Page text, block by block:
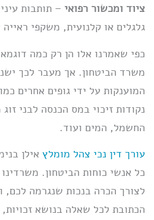
ציוד ומכשור רפואי – תותבות
גלגלים או קלנועית, משקפי
כפי שאמרנו אלו הן רק כמה
משרד הביטחון. אך מעבר לכך
המוענקות על ידי גופים אחרים
נקודות זיכוי במס הכנסה לבני
החשמל, המים ועוד.
עורך דין נכי צהל מומלץ אילן
כל אנשי כוחות הביטחון.
לצורך הכרה בנכות שנגרמה לכם,
הכתובת לכל שאלה בנושא